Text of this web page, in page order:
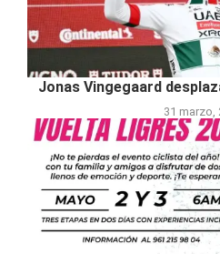
Jonas Vingegaard
31 marzo,